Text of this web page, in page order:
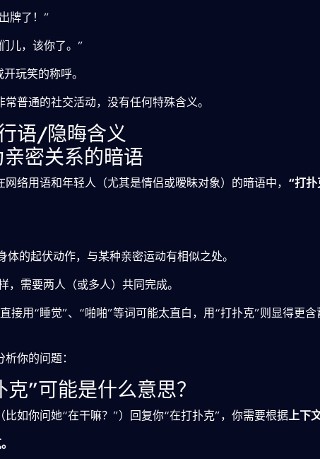
牌了！”
儿，该你了。”
玩笑的称呼。
普通的社交活动，没有任何特殊含义。
语/隐晦含义
密关系的暗语
络用语和年轻人（尤其是情侣或暧昧对象）的暗语中， “打
体的起伏动作，与某种亲密运动有相似之处。
，需要两人（或多人）共同完成。
接用“睡觉”、“啪啪”等词可能太直白，用“打扑克”则显得更
你的问题：
”可能是什么意思？
如你问她“在干嘛？”）回复你“在打扑克”，你需要根据上下